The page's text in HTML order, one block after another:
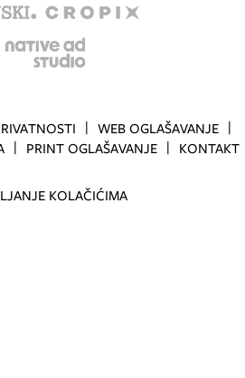
WEB OGLAŠAVANJE
PRINT OGLAŠAVANJE KONTAKT
KOLAČIĆIMA